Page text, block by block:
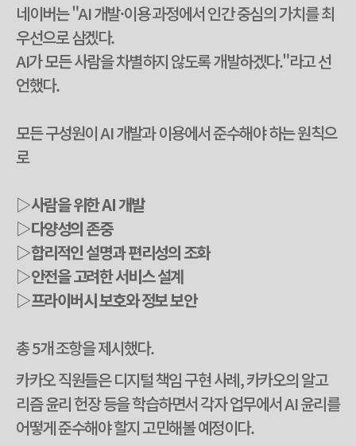
네이버는 "AI 개발·이용 과정에서 인간 중심의 가치를 최
우선으로 삼겠다.
AI가 모든 사람을 차별하지 않도록 개발하겠다."라고 선
언했다.
모든 구성원이 AI 개발과 이용에서 준수해야 하는 원칙으
로
▷사람을 위한 AI 개발
▷다양성의 존중
▷합리적인 설명과 편리성의 조화
▷안전을 고려한 서비스 설계
▷프라이버시 보호와 정보 보안
총 5개 조항을 제시했다.
카카오 직원들은 디지털 책임 구현 사례, 카카오의 알고
리즘 윤리 헌장 등을 학습하면서 각자 업무에서 AI 윤리를
어떻게 준수해야 할지 고민해볼 예정이다.